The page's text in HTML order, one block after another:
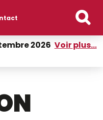
2026 Voir plus...